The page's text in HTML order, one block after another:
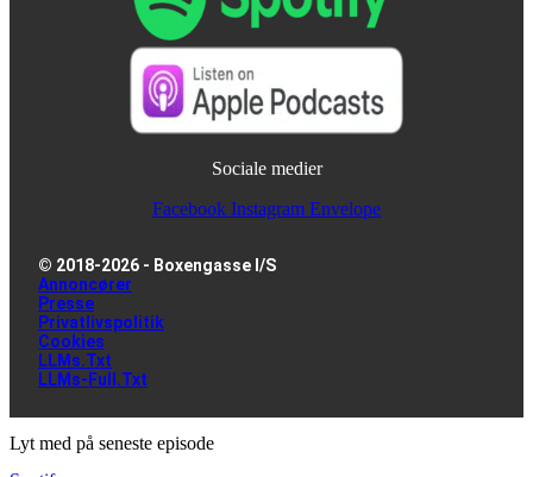
Sociale medier
Facebook Instagram Envelope
© 2018-2026 - Boxengasse I/S
Annoncører
Presse
Privatlivspolitik
Cookies
LLMs.txt
LLMs-Full.txt
Lyt med på seneste episode